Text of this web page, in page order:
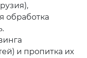
обработка
и пропитка их